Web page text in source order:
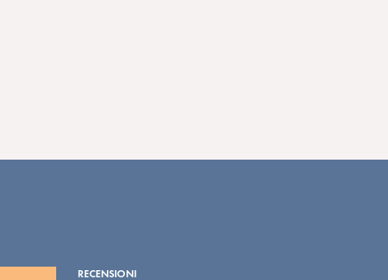
RECENSIONI